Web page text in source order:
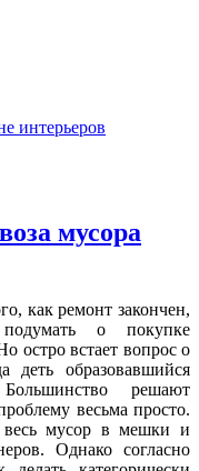
интерьеров
мусора
как ремонт закончен,
о покупке
остро встает вопрос о
деть образовавшийся
решают
весьма просто.
весь мусор в мешки и
Однако согласно